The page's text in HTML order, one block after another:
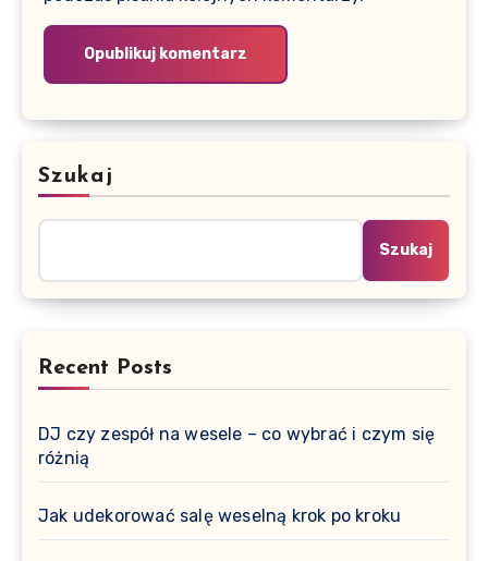
Szukaj
Szukaj
Recent Posts
DJ czy zespół na wesele – co wybrać i czym się
różnią
Jak udekorować salę weselną krok po kroku